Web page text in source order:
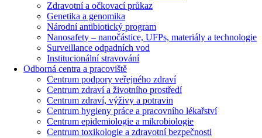
Zdravotní a očkovací průkaz
Genetika a genomika
Národní antibiotický program
Nanosafety – nanočástice, UFPs, materiály a technologie
Surveillance odpadních vod
Institucionální stravování
Odborná centra a pracoviště
Centrum podpory veřejného zdraví
Centrum zdraví a životního prostředí
Centrum zdraví, výživy a potravin
Centrum hygieny práce a pracovního lékařství
Centrum epidemiologie a mikrobiologie
Centrum toxikologie a zdravotní bezpečnosti